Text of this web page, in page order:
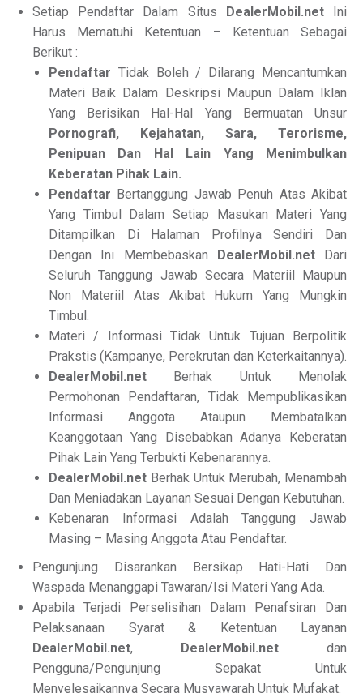
Setiap Pendaftar Dalam Situs DealerMobil.netIni
Harus Mematuhi Ketentuan – Ketentuan Sebagai
Berikut :
Pendaftar Tidak Boleh / Dilarang Mencantumkan
Materi Baik Dalam Deskripsi Maupun Dalam Iklan
Yang Berisikan Hal-Hal Yang Bermuatan Unsur
Pornografi, Kejahatan, Sara, Terorisme,
Penipuan Dan Hal Lain Yang Menimbulkan
Keberatan Pihak Lain.
Pendaftar Bertanggung Jawab Penuh Atas Akibat
Yang Timbul Dalam Setiap Masukan Materi Yang
Ditampilkan Di Halaman Profilnya Sendiri Dan
Dengan Ini Membebaskan DealerMobil.netDari
Seluruh Tanggung Jawab Secara Materiil Maupun
Non Materiil Atas Akibat Hukum Yang Mungkin
Timbul.
Materi / Informasi Tidak Untuk Tujuan Berpolitik
Prakstis (Kampanye, Perekrutan dan Keterkaitannya).
DealerMobil.net Berhak Untuk Menolak
Permohonan Pendaftaran, Tidak Mempublikasikan
Informasi Anggota Ataupun Membatalkan
Keanggotaan Yang Disebabkan Adanya Keberatan
Pihak Lain Yang Terbukti Kebenarannya.
DealerMobil.net Berhak Untuk Merubah, Menambah
Dan Meniadakan Layanan Sesuai Dengan Kebutuhan.
Kebenaran Informasi Adalah Tanggung Jawab
Masing – Masing Anggota Atau Pendaftar.
Pengunjung Disarankan Bersikap Hati-Hati Dan
Waspada Menanggapi Tawaran/Isi Materi Yang Ada.
Apabila Terjadi Perselisihan Dalam Penafsiran Dan
Pelaksanaan Syarat & Ketentuan Layanan
DealerMobil.net, DealerMobil.net dan
Pengguna/Pengunjung Sepakat Untuk
Menyelesaikannya Secara Musyawarah Untuk Mufakat.